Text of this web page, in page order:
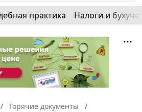
практика Налоги и
Горячие документы